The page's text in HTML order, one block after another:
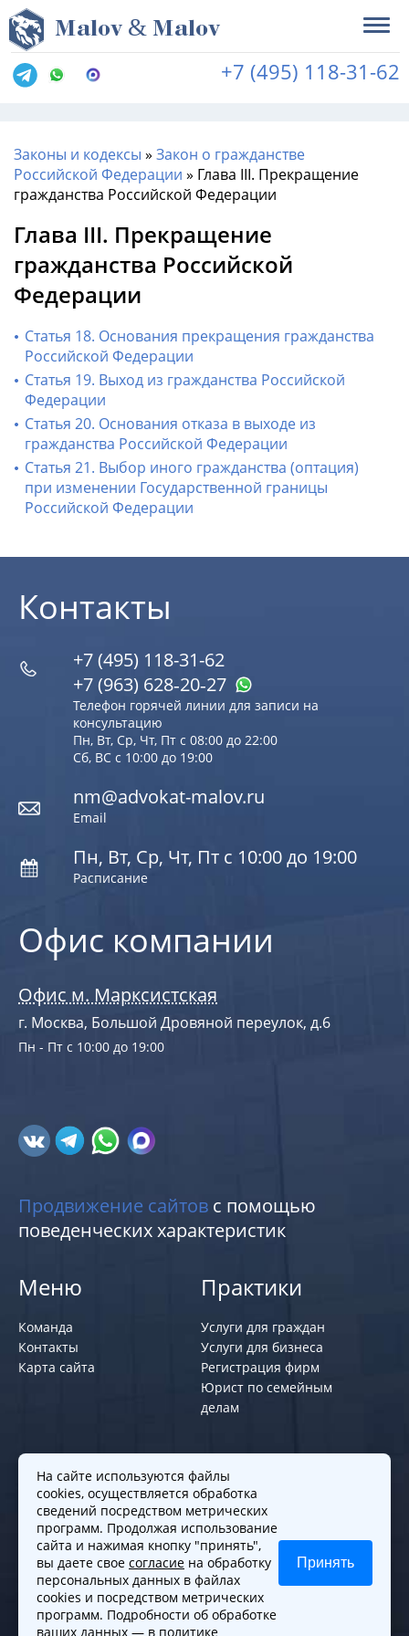
Malov & Malov
+7 (495) 118-31-62
Законы и кодексы » Закон о гражданстве
Российской Федерации » Глава III. Прекращение
гражданства Российской Федерации
Глава III. Прекращение
гражданства Российской
Федерации
Статья 18. Основания прекращения гражданства
Российской Федерации
Статья 19. Выход из гражданства Российской
Федерации
Статья 20. Основания отказа в выходе из
гражданства Российской Федерации
Статья 21. Выбор иного гражданства (оптация)
при изменении Государственной границы
Российской Федерации
Офис компании
Офис м. Марксистская
г. Москва, Большой Дровяной переулок, д.6
Пн - Пт с 10:00 до 19:00
Контакты
+7 (495) 118-31-62
+7 (963) 628‑20‑27
Телефон горячей линии для записи на
консультацию
Пн, Вт, Ср, Чт, Пт с 08:00 до 22:00
Сб, ВС с 10:00 до 19:00
nm@advokat-malov.ru
Email
Пн, Вт, Ср, Чт, Пт с 10:00 до 19:00
Расписание
Продвижение сайтов с помощью
поведенческих характеристик
Меню
Команда
Контакты
Карта сайта
Практики
Услуги для граждан
Услуги для бизнеса
Регистрация фирм
Юрист по семейным
делам
Политики и правила
Политика обработки персональных
данных
Согласие на обработку cookies
Согласие на обработку персональных
данных
На сайте используются файлы
cookies, осуществляется обработка
сведений посредством метрических
программ. Продолжая использование
сайта и нажимая кнопку "принять",
вы даете свое согласие на обработку
персональных данных в файлах
cookies и посредством метрических
программ. Подробности об обработке
ваших данных — в политике
Принять